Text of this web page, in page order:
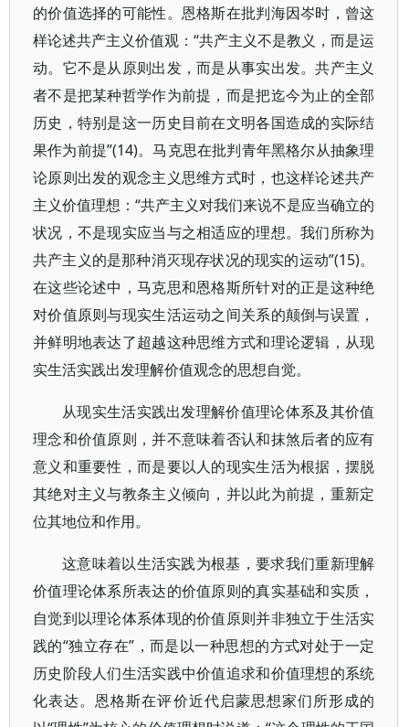
的价值选择的可能性。恩格斯在批判海因岑时，曾这
样论述共产主义价值观：“共产主义不是教义，而是运
动。它不是从原则出发，而是从事实出发。共产主义
者不是把某种哲学作为前提，而是把迄今为止的全部
历史，特别是这一历史目前在文明各国造成的实际结
果作为前提”(14)。马克思在批判青年黑格尔从抽象理
论原则出发的观念主义思维方式时，也这样论述共产
主义价值理想：“共产主义对我们来说不是应当确立的
状况，不是现实应当与之相适应的理想。我们所称为
共产主义的是那种消灭现存状况的现实的运动”(15)。
在这些论述中，马克思和恩格斯所针对的正是这种绝
对价值原则与现实生活运动之间关系的颠倒与误置，
并鲜明地表达了超越这种思维方式和理论逻辑，从现
实生活实践出发理解价值观念的思想自觉。
从现实生活实践出发理解价值理论体系及其价值
理念和价值原则，并不意味着否认和抹煞后者的应有
意义和重要性，而是要以人的现实生活为根据，摆脱
其绝对主义与教条主义倾向，并以此为前提，重新定
位其地位和作用。
这意味着以生活实践为根基，要求我们重新理解
价值理论体系所表达的价值原则的真实基础和实质，
自觉到以理论体系体现的价值原则并非独立于生活实
践的“独立存在”，而是以一种思想的方式对处于一定
历史阶段人们生活实践中价值追求和价值理想的系统
化表达。恩格斯在评价近代启蒙思想家们所形成的